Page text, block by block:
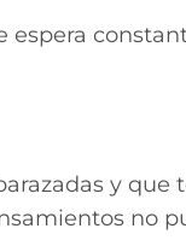
espera
y que
no